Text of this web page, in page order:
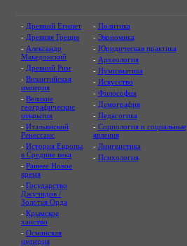
- Древний Египет
- Древняя Греция
- Александр
Македонский
- Древний Рим
- Византийская
империя
- Великие
географические
открытия
- Итальянский
Ренессанс
- История Европы
в Средние века
- Раннее Новое
время
- Государство
Джучидов /
Золотая Орда
- Крымское
ханство
- Османская
империя
- Политика
- Экономика
- Юридическая практика
- Археология
- Нумизматика
- Искусство
- Философия
- Демография
- Педагогика
- Социология и социальные
явления
- Лингвистика
- Психология